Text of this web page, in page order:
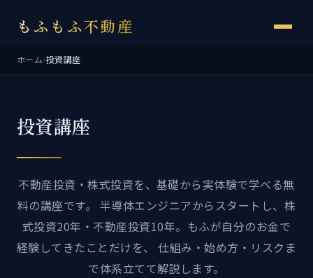
もふもふ不動産
ホーム›投資講座
投資講座
不動産投資・株式投資を、基礎から実体験で学べる無
料の講座です。 半導体エンジニアからスタートし、株
式投資20年・不動産投資10年。もふが自分のお金で
経験してきたことだけを、 仕組み・始め方・リスクま
で体系立てて解説します。